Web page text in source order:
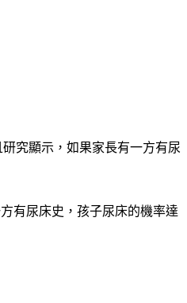
究顯示，如果家長有一方有尿
有尿床史，孩子尿床的機率達